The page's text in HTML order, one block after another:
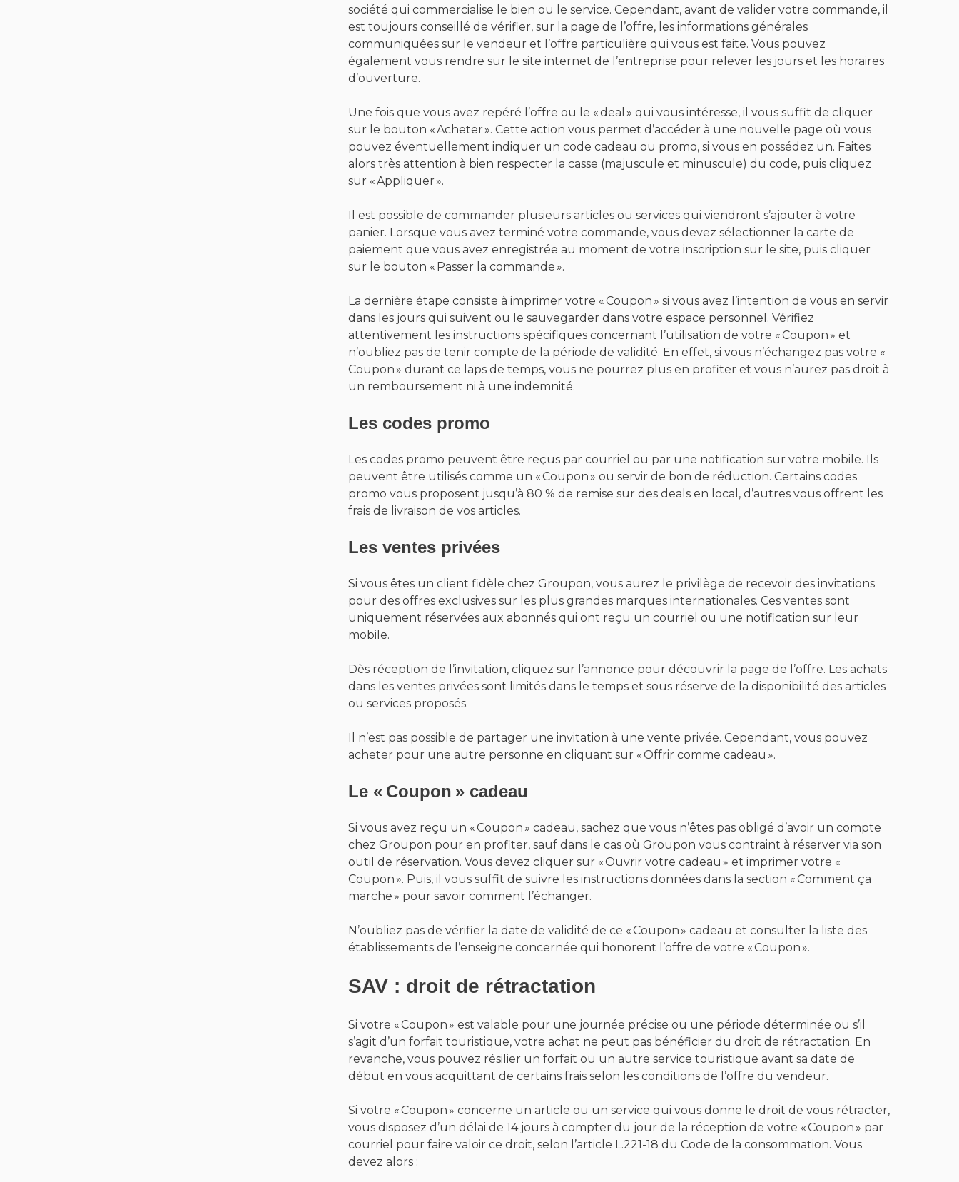
société qui commercialise le bien ou le service. Cependant, avant de valider votre commande, il
est toujours conseillé de vérifier, sur la page de l’offre, les informations générales
communiquées sur le vendeur et l’offre particulière qui vous est faite. Vous pouvez
également vous rendre sur le site internet de l’entreprise pour relever les jours et les horaires
d’ouverture.
Une fois que vous avez repéré l’offre ou le « deal » qui vous intéresse, il vous suffit de cliquer
sur le bouton « Acheter ». Cette action vous permet d’accéder à une nouvelle page où vous
pouvez éventuellement indiquer un code cadeau ou promo, si vous en possédez un. Faites
alors très attention à bien respecter la casse (majuscule et minuscule) du code, puis cliquez
sur « Appliquer ».
Il est possible de commander plusieurs articles ou services qui viendront s’ajouter à votre
panier. Lorsque vous avez terminé votre commande, vous devez sélectionner la carte de
paiement que vous avez enregistrée au moment de votre inscription sur le site, puis cliquer
sur le bouton « Passer la commande ».
La dernière étape consiste à imprimer votre « Coupon » si vous avez l’intention de vous en servir
dans les jours qui suivent ou le sauvegarder dans votre espace personnel. Vérifiez
attentivement les instructions spécifiques concernant l’utilisation de votre « Coupon » et
n’oubliez pas de tenir compte de la période de validité. En effet, si vous n’échangez pas votre «
Coupon » durant ce laps de temps, vous ne pourrez plus en profiter et vous n’aurez pas droit à
un remboursement ni à une indemnité.
Les codes promo
Les codes promo peuvent être reçus par courriel ou par une notification sur votre mobile. Ils
peuvent être utilisés comme un « Coupon » ou servir de bon de réduction. Certains codes
promo vous proposent jusqu’à 80 % de remise sur des deals en local, d’autres vous offrent les
frais de livraison de vos articles.
Les ventes privées
Si vous êtes un client fidèle chez Groupon, vous aurez le privilège de recevoir des invitations
pour des offres exclusives sur les plus grandes marques internationales. Ces ventes sont
uniquement réservées aux abonnés qui ont reçu un courriel ou une notification sur leur
mobile.
Dès réception de l’invitation, cliquez sur l’annonce pour découvrir la page de l’offre. Les achats
dans les ventes privées sont limités dans le temps et sous réserve de la disponibilité des articles
ou services proposés.
Il n’est pas possible de partager une invitation à une vente privée. Cependant, vous pouvez
acheter pour une autre personne en cliquant sur « Offrir comme cadeau ».
Le « Coupon » cadeau
Si vous avez reçu un « Coupon » cadeau, sachez que vous n’êtes pas obligé d’avoir un compte
chez Groupon pour en profiter, sauf dans le cas où Groupon vous contraint à réserver via son
outil de réservation. Vous devez cliquer sur « Ouvrir votre cadeau » et imprimer votre «
Coupon ». Puis, il vous suffit de suivre les instructions données dans la section « Comment ça
marche » pour savoir comment l’échanger.
N’oubliez pas de vérifier la date de validité de ce « Coupon » cadeau et consulter la liste des
établissements de l’enseigne concernée qui honorent l’offre de votre « Coupon ».
SAV : droit de rétractation
Si votre « Coupon » est valable pour une journée précise ou une période déterminée ou s’il
s’agit d’un forfait touristique, votre achat ne peut pas bénéficier du droit de rétractation. En
revanche, vous pouvez résilier un forfait ou un autre service touristique avant sa date de
début en vous acquittant de certains frais selon les conditions de l’offre du vendeur.
Si votre « Coupon » concerne un article ou un service qui vous donne le droit de vous rétracter,
vous disposez d’un délai de 14 jours à compter du jour de la réception de votre « Coupon » par
courriel pour faire valoir ce droit, selon l’article L.221-18 du Code de la consommation. Vous
devez alors :